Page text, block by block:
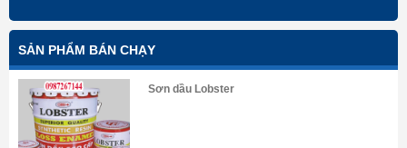
SẢN PHẨM BÁN CHẠY
Sơn dầu Lobster